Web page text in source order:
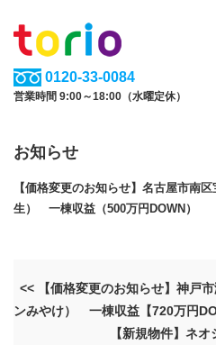
0120-33-0084
営業時間 9:00～18:00（水曜定休）
お知らせ
【価格変更のお知らせ】名古屋市南
生） 一棟収益（500万円DOWN）
<< 【価格変更のお知らせ】神戸
ンみやけ） 一棟収益【720万円
【新規物件】ネ